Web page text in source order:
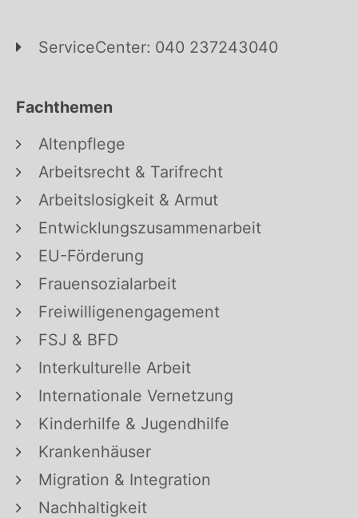
ServiceCenter: 040 237243040
Fachthemen
Altenpflege
Arbeitsrecht & Tarifrecht
Arbeitslosigkeit & Armut
Entwicklungszusammenarbeit
EU-Förderung
Frauensozialarbeit
Freiwilligenengagement
FSJ & BFD
Interkulturelle Arbeit
Internationale Vernetzung
Kinderhilfe & Jugendhilfe
Krankenhäuser
Migration & Integration
Nachhaltigkeit